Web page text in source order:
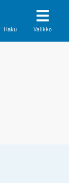
Haku Valikko